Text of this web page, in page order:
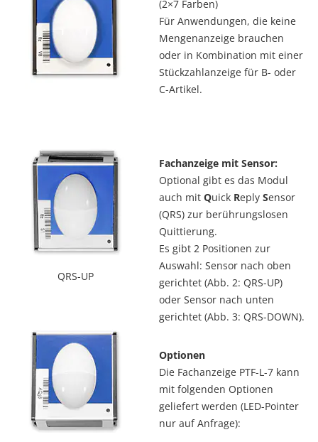
QRS-UP
(2×7 Farben)
Für Anwendungen, die keine
Mengenanzeige brauchen
oder in Kombination mit einer
Stückzahlanzeige für B- oder
C-Artikel.
Fachanzeige mit Sensor:
Optional gibt es das Modul
auch mit Quick Reply Sensor
(QRS) zur berührungslosen
Quittierung.
Es gibt 2 Positionen zur
Auswahl: Sensor nach oben
gerichtet (Abb. 2: QRS-UP)
oder Sensor nach unten
gerichtet (Abb. 3: QRS-DOWN).
Optionen
Die Fachanzeige PTF-L-7 kann
mit folgenden Optionen
geliefert werden (LED-Pointer
nur auf Anfrage):